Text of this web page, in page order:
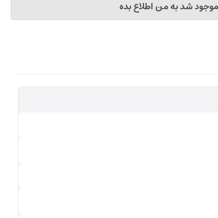
موجود شد به من اطلاع بده